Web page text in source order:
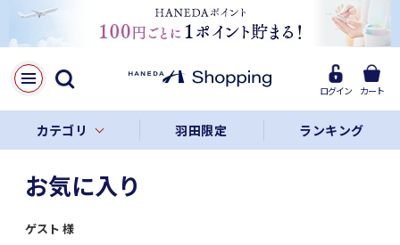
ログイン カート
カテゴリ 羽田限定 ランキング
お気に入り
ゲスト 様